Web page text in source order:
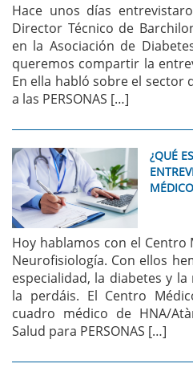
Hace unos días
Director Técnico de
en la Asociación de
queremos compartir la
En ella habló sobre el sector
a las PERSONAS […]
¿QUÉ
Hoy hablamos con el Centro
Neurofisiología. Con ellos
especialidad, la diabetes y
la perdáis. El Centro
cuadro médico de HNA/
Salud para PERSONAS […]